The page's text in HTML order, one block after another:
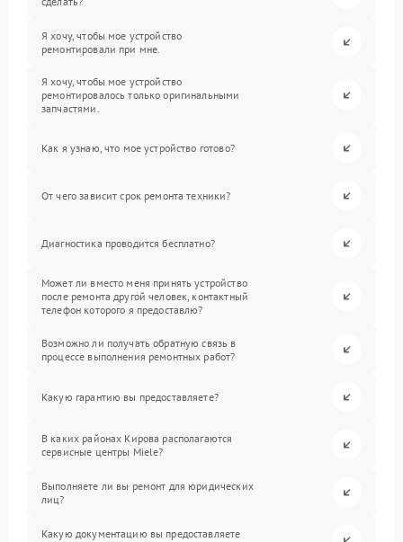
Я хочу, чтобы мое устройство
ремонтировали при мне.
Я хочу, чтобы мое устройство
ремонтировалось только оригинальными
запчастями.
Как я узнаю, что мое устройство готово?
От чего зависит срок ремонта техники?
Диагностика проводится бесплатно?
Может ли вместо меня принять устройство
после ремонта другой человек, контактный
телефон которого я предоставлю?
Возможно ли получать обратную связь в
процессе выполнения ремонтных работ?
Какую гарантию вы предоставляете?
В каких районах Кирова располагаются
сервисные центры Miele?
Выполняете ли вы ремонт для юридических
лиц?
Какую документацию вы предоставляете